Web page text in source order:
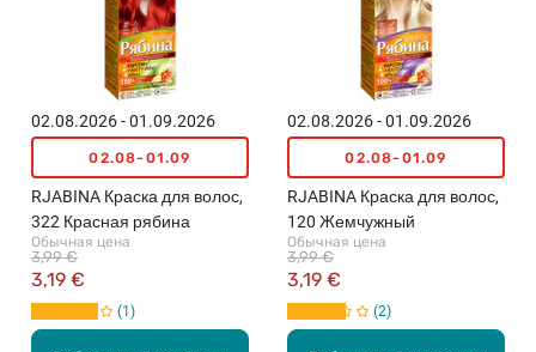
02.08.2026 - 01.09.2026
02.08-01.09
RJABINA Краска для волос,
322 Красная рябина
Обычная цена
3,19 €
3,99 €
1
02.08.2026 - 01.09.2026
02.08-01.09
RJABINA Краска для волос,
120 Жемчужный
Обычная цена
3,19 €
3,99 €
2